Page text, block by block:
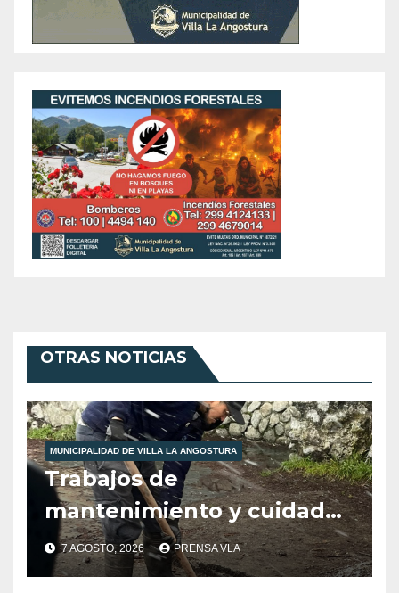
OTRAS NOTICIAS
MUNICIPALIDAD DE VILLA LA ANGOSTURA
Trabajos de
mantenimiento y cuidados
ciudadanos en el marco de
las inclemencias climáticas
7 AGOSTO, 2026 PRENSA VLA